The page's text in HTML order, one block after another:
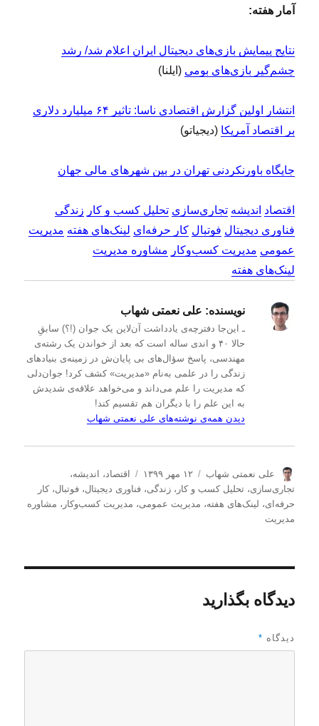
آمار هفته:
نتایج پیمایش بازی‌های دیجیتال ایران اعلام شد/ رشد
چشم‌گیر بازی‌های بومی (ایلنا)
انتشار اولین گزارش اقتصادی ناسا: تاثیر ۶۴ میلیارد دلاری
بر اقتصاد آمریکا (دیجیاتو)
جایگاه باورنکردنی تهران در بین شهرهای مالی جهان
اقتصاد اندیشه تجاری‌سازی تحلیل کسب و کار زندگی
فناوری دیجیتال فوتبال کار حرفه‌ای لینک‌های هفته مدیریت
عمومی مدیریت کسب‌و‌کار مشاوره مدیریت
لینک‌های هفته
نویسنده: علی نعمتی شهاب
ـ این‌جا دفترچه‌ی یادداشت‌ آن‌لاین یک جوان (!؟) سابقِ
حالا ۴۰ و اندی ساله است که بعد از خواندن یک رشته‌ی
مهندسی، پاسخ سؤال‌های بی پایان‌ش در زمینه‌ی بنیادهای
زندگی را در علمی به‌نام «مدیریت» کشف کرد! جوان‌دلی
که مدیریت را علم می‌داند و می‌خواهد علاقه‌ی شدیدش
به این علم را با دیگران هم تقسیم کند!
دیدن همه‌ی نوشته‌های علی نعمتی شهاب
ن
و
ی
س
علی نعمتی شهاب
ا
ر
س
۱۲ مهر ۱۳۹۹
د
س
ت
اقتصاد ، اندیشه،
تجاری‌سازی،تحلیل كسب و كار ،زندگی،فناوری دیجیتال،فوتبال،کار
حرفه‌ای، لینک‌های هفته، مدیریت عمومی، مدیریت كسب‌و‌كار ، مشاوره
مدیریت
دیدگاه بگذارید
دیدگاه *